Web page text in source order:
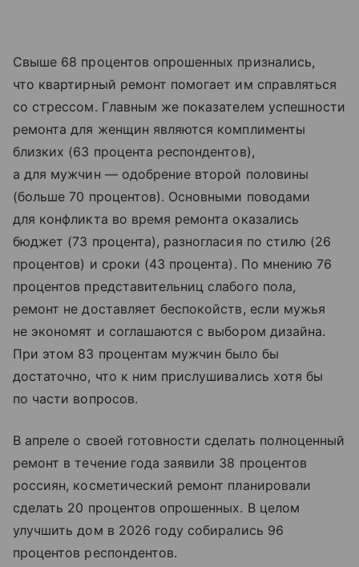
Свыше 68 процентов опрошенных признались,
что квартирный ремонт помогает им справляться
со стрессом. Главным же показателем успешности
ремонта для женщин являются комплименты
близких (63 процента респондентов),
а для мужчин — одобрение второй половины
(больше 70 процентов). Основными поводами
для конфликта во время ремонта оказались
бюджет (73 процента), разногласия по стилю (26
процентов) и сроки (43 процента). По мнению 76
процентов представительниц слабого пола,
ремонт не доставляет беспокойств, если мужья
не экономят и соглашаются с выбором дизайна.
При этом 83 процентам мужчин было бы
достаточно, что к ним прислушивались хотя бы
по части вопросов.
В апреле о своей готовности сделать полноценный
ремонт в течение года заявили 38 процентов
россиян, косметический ремонт планировали
сделать 20 процентов опрошенных. В целом
улучшить дом в 2026 году собирались 96
процентов респондентов.